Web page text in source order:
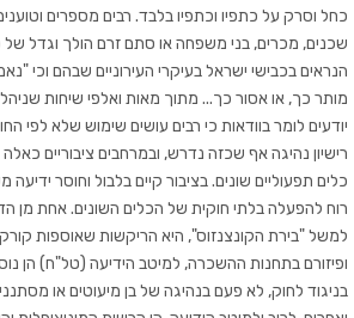
כחל וסרק על כתפיו וכתפיו בלבד. רבים מספרים
שכנים, מכרים, בני משפחה או סתם זרם הולך וגדל של
הנראים בכבישי ישראל בעיקרי העירוניים שבהם וכי
מותר כך, או אסור כך... מתוך מאות ואלפי שיחות
יודעים לומר בוודאות כי רבים עושים שימוש שלא לפי
רישיון נהיגה אף שכזה נדרש, ובמרחבים ציבוריים
כלים תפעוליים שונים. בציבור קיים בלבול וחוסר ידיעה
רוח להפעלה בלתי חוקית של הכלים השונים. אחת מן
למשל "בירת הקונצנזוס", היא הריקשות שאוספות
ופיזורם בתחנות ההשכרה, למיטב הידיעה (טל"ח) הן
בניגוד לחוק, לא פעם בנהיגה של בן מיעוטים או